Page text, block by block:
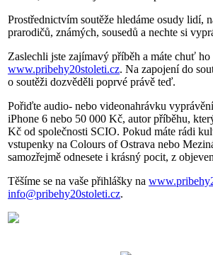
Prostřednictvím soutěže hledáme osudy lidí,
prarodičů, známých, sousedů a nechte si
Zaslechli jste zajímavý příběh a máte chuť
www.pribehy20stoleti.cz. Na zapojení do
o soutěži dozvěděli poprvé právě teď.
Pořiďte audio- nebo videonahrávku
iPhone 6 nebo 50 000 Kč, autor příběhu,
Kč od společnosti SCIO. Pokud máte rádi
vstupenky na Colours of Ostrava nebo
samozřejmě odnesete i krásný pocit, z
Těšíme se na vaše přihlášky na
info@pribehy20stoleti.cz.